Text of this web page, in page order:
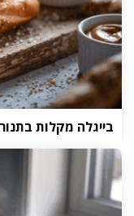
בייגלה מקלות